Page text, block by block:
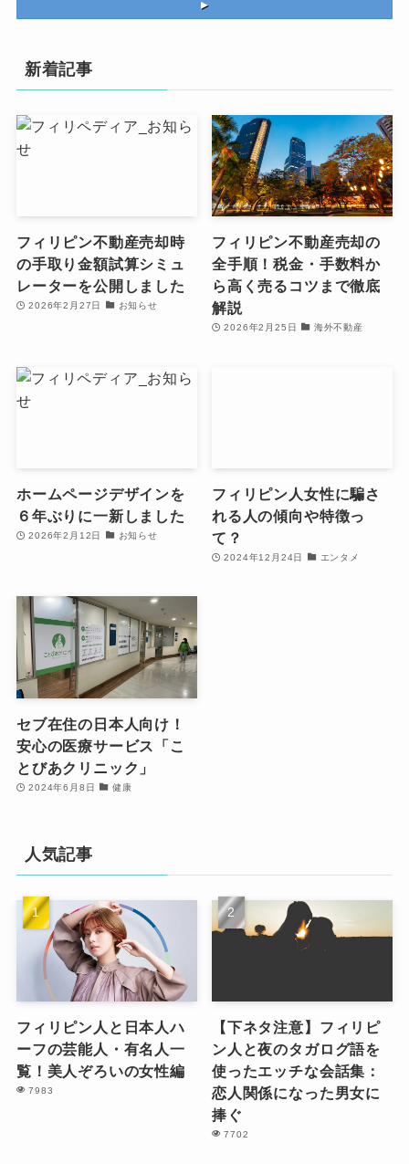
新着記事
フィリピン不動産売却時
の手取り金額試算シミュ
レーターを公開しました
2026年2月27日 お知らせ
フィリピン不動産売却の
全手順！税金・手数料か
ら高く売るコツまで徹底
解説
2026年2月25日 海外不動産
ホームページデザインを
６年ぶりに一新しました
2026年2月12日 お知らせ
フィリピン人女性に騙さ
れる人の傾向や特徴っ
て？
2024年12月24日 エンタメ
セブ在住の日本人向け！
安心の医療サービス「こ
とびあクリニック」
2024年6月8日 健康
人気記事
フィリピン人と日本人ハ
ーフの芸能人・有名人一
覧！美人ぞろいの女性編
7983
【下ネタ注意】フィリピ
ン人と夜のタガログ語を
使ったエッチな会話集：
恋人関係になった男女に
捧ぐ
7702